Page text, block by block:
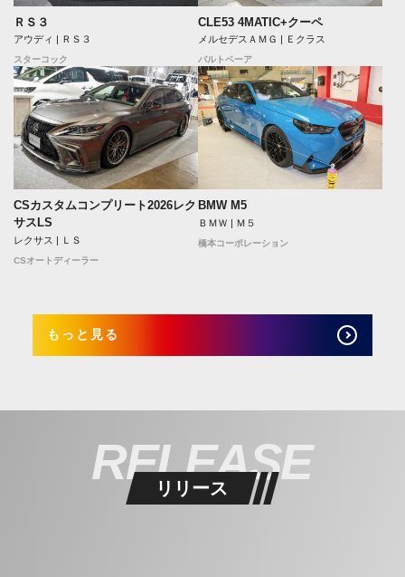
ＲＳ３
アウディ | ＲＳ３
スターコック
CLE53 4MATIC+クーペ
メルセデスＡＭＧ | Ｅクラス
バルトベーア
CSカスタムコンプリート2026レク
サスLS
レクサス | ＬＳ
CSオートディーラー
BMW M5
ＢＭＷ | Ｍ５
橋本コーポレーション
もっと見る
RELEASE
リリース